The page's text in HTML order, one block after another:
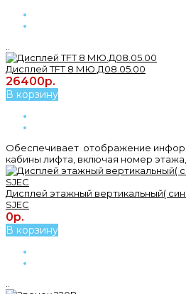
Дисплей TFT 8 МЮ.Д08.05.00
26400р.
В корзину
Обеспечивает отображение
кабины лифта, включая номер этажа,
Дисплей этажный вертикальный(
SJEC
0р.
В корзину